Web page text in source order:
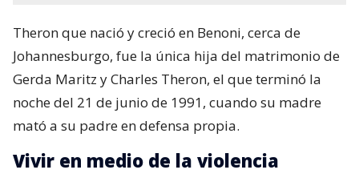
Theron que nació y creció en Benoni,​ cerca de
Johannesburgo, fue la única hija del matrimonio de
Gerda Maritz​ y Charles Theron, el que terminó la
noche del 21 de junio de 1991, cuando su madre
mató a su padre en defensa propia.
Vivir en medio de la violencia